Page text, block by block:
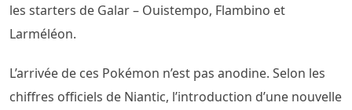
les starters de Galar – Ouistempo, Flambino et
Larméléon.
L’arrivée de ces Pokémon n’est pas anodine. Selon les
chiffres officiels de Niantic, l’introduction d’une nouvelle